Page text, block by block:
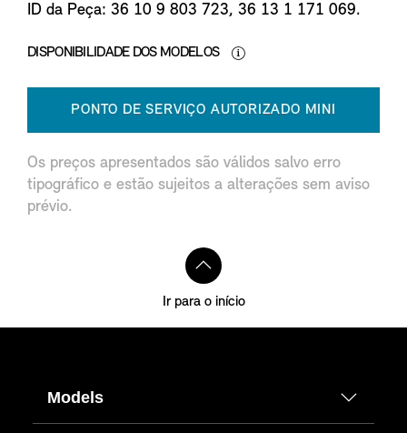
ID da Peça: 36 10 9 803 723, 36 13 1 171 069.
DISPONIBILIDADE DOS MODELOS
PONTO DE SERVIÇO AUTORIZADO MINI
Os preços apresentados são válidos salvo erro
tipográfico e estão sujeitos a alterações sem aviso
prévio.
Ir para o início
Models